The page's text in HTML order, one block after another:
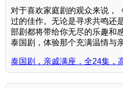
对于喜欢家庭剧的观众来说，
过的佳作。无论是寻求共鸣还
部剧都将带给你无尽的乐趣和
泰国剧，体验那个充满温情与
泰国剧，亲戚满座，全24集，